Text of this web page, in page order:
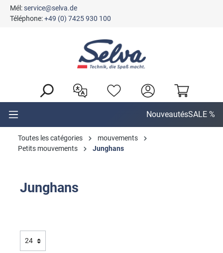
principal
Mél:service@selva.de
Téléphone:+49 (0) 7425 930 100
NouveautésSALE %
Toutes les catégories
mouvements
Petits mouvements
Junghans
Junghans